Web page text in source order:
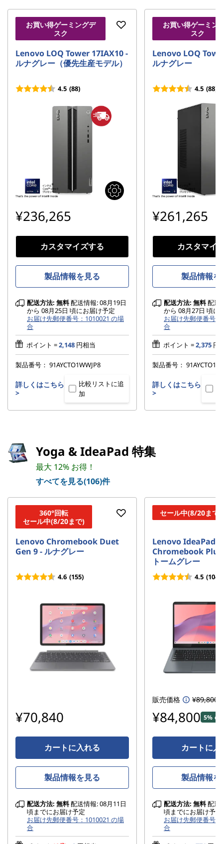
お買い得ゲーミングデ
スク
Lenovo LOQ Tower 17IAX10 -
ルナグレー（優先生産モデル）
4.5 (88)
¥236,265
カスタマイズする
製品情報を見る
配送方法: 無料配送情報: 08月19日
から 08月25日 頃にお届け予定
お届け先郵便番号：1010021 の場
合
ポイント =2,148 円相当
製品番号： 91AYCTO1WWJP8
詳しくはこちら
>
比較リストに追
加
お買い得ゲーミン
スク
Lenovo LOQ
ルナグレー
4.5 (88)
¥261,265
カスタマイ
製品情報
配送方法: 無料配送
から 08月27日 頃に
お届け先郵便番号
合
ポイント =2,375 円
製品番号：
詳しくはこちら
>
Yoga & IdeaPad 特集
最大 12% お得！
すべてを見る(106)件
360°回転
セール中(8/20まで)
Lenovo Chromebook Duet
Gen 9 - ルナグレー
4.6 (155)
¥70,840
カートに入れる
製品情報を見る
配送方法: 無料配送情報: 08月11日
頃までにお届け予定
お届け先郵便番号：1010021 の場
合
セール中(8/20まで)
Lenovo IdeaPad
Chromebook Plus
トームグレー
4.5 (104)
販売価格 ¥89,800
¥84,800 5% off
カートに
製品情報
配送方法: 無料配送
頃までにお届け予定
お届け先郵便番号
合